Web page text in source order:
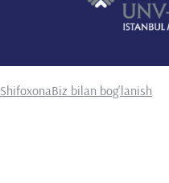
ShifoxonaBiz bilan bog'lanish